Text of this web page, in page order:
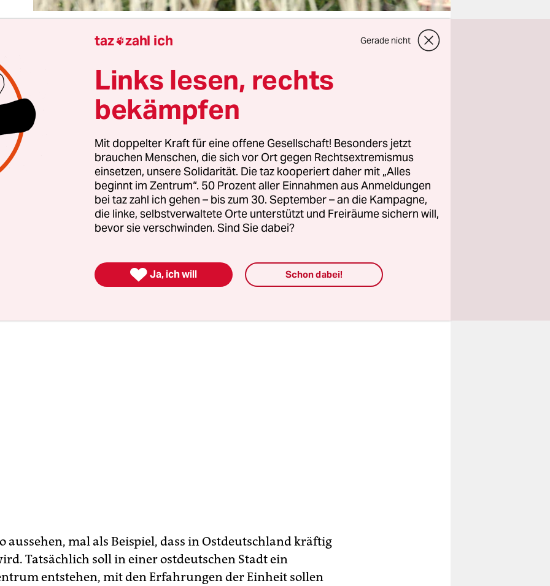
hat Marco Wanderwitz (CDU), der Beauftragte der
für die neuen Länder, kundgetan, dass 31
nach der Wiedervereinigung viele Ostdeutsche wohl eine
Politik- und Demokratieskepsis an den Tag legen würden.
dafür sollen seinem „Jahresbericht zum Stand der
zufolge vielfältig sein. Manche würden die DDR-
andere hätten negative
gemacht, seien von der Demokratie
fühlten sich benachteiligt oder ihrer Lebensleistung
da machen? Anerkennung ist ein Stichwort.
ein anderes. Würdigung ein drittes.
aussehen, mal als Beispiel, dass in Ostdeutschland kräftig
Tatsächlich soll in einer ostdeutschen Stadt ein
entstehen, mit den Erfahrungen der Einheit sollen
taz zahl ich Gerade nicht
Links lesen, rechts
bekämpfen
Mit doppelter Kraft für eine offene Gesellschaft! Besonders jetzt
brauchen Menschen, die sich vor Ort gegen Rechtsextremismus
einsetzen, unsere Solidarität. Die taz kooperiert daher mit „Alles
beginnt im Zentrum“. 50 Prozent aller Einnahmen aus Anmeldungen
bei taz zahl ich gehen – bis zum 30. September – an die Kampagne,
die linke, selbstverwaltete Orte unterstützt und Freiräume sichern will,
bevor sie verschwinden. Sind Sie dabei?
 Ja, ich will Schon dabei!